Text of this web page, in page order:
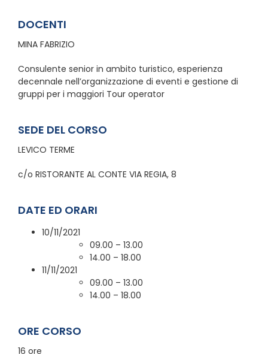
DOCENTI
MINA FABRIZIO
Consulente senior in ambito turistico, esperienza
decennale nell’organizzazione di eventi e gestione di
gruppi per i maggiori Tour operator
SEDE DEL CORSO
LEVICO TERME
c/o RISTORANTE AL CONTE VIA REGIA, 8
DATE ED ORARI
10/11/2021
09.00 – 13.00
14.00 – 18.00
11/11/2021
09.00 – 13.00
14.00 – 18.00
ORE CORSO
16 ore